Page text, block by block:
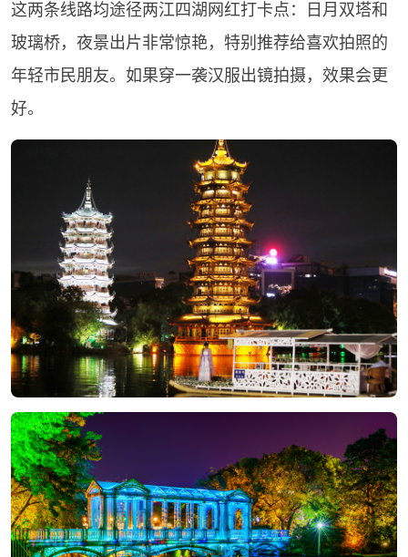
这两条线路均途径两江四湖网红打卡点：日月双塔和
玻璃桥，夜景出片非常惊艳，特别推荐给喜欢拍照的
年轻市民朋友。如果穿一袭汉服出镜拍摄，效果会更
好。